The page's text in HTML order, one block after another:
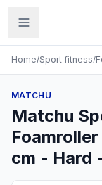
Home/Sport fitness/
MATCHU
Matchu
cm - Hard